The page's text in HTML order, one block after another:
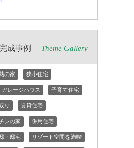
成事例 Theme Gallery
の家 狭小住宅
ガレージハウス 子育て住宅
り 賃貸住宅
ンの家 併用住宅
・邸宅 リゾート空間を満喫